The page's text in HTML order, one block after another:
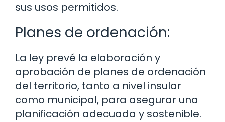
sus usos permitidos.
Planes de ordenación:
La ley prevé la elaboración y
aprobación de planes de ordenación
del territorio, tanto a nivel insular
como municipal, para asegurar una
planificación adecuada y sostenible.